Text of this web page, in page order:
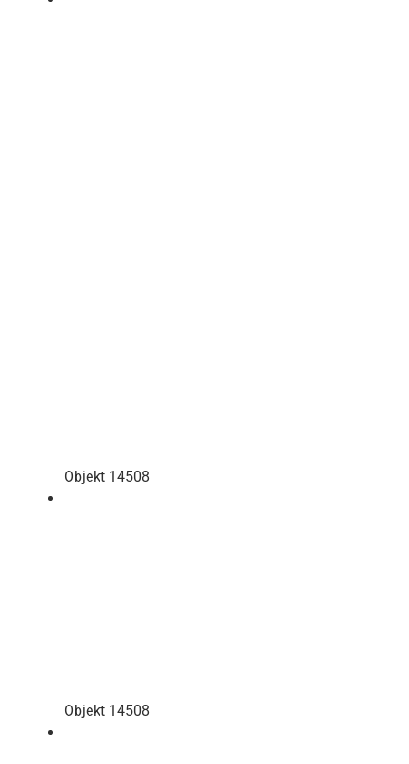
Objekt 14508
Objekt 14508